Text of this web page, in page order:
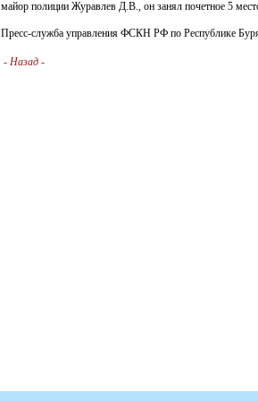
майор полиции Журавлев Д.В., он занял почетное 5
Пресс-служба управления ФСКН РФ по Республике
- Назад -